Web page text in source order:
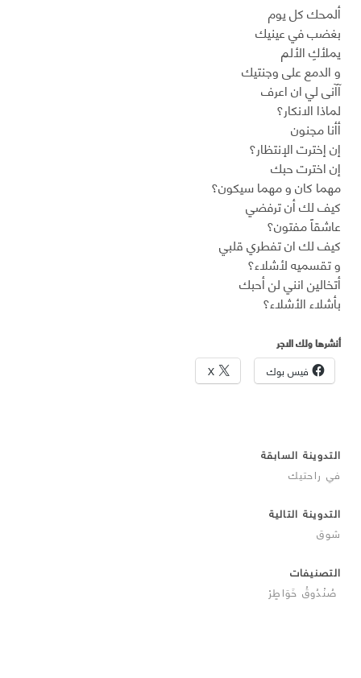
ألمحك كل يوم
بغضب في عينيك
يملأكِ الألم
و الدمع على وجنتيك
آآنى لي ان اعرف
لماذا الانكار؟
أأنا مجنون
إن إخترت الإنتظار؟
إن اخترت حبك
مهما كان و مهما سيكون؟
كيف لك أن ترفضي
عاشقاً مفتون؟
كيف لك ان تفطري قلبي
و تقسميه لأشلاء؟
أتخالين انني لن أحبك
بأشلاء الأشلاء؟
أنشرها ولك الاجر
فيس بوك X
التدوينة السابقة
في راحتيك
التدوينة التالية
شوق
التصنيفات
صُنْدُوقُ خَوَاطٍرْ